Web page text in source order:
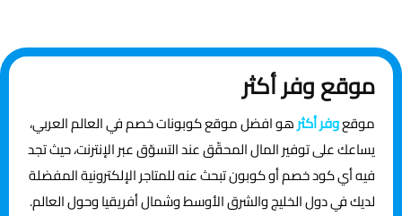
موقع وفر أكثر
موقعوفر أكثرهو افضل موقع كوبونات خصم في العالم العربي،
يساعك على توفير المال المحقّق عند التسوّق عبر الإنترنت، حيث تجد
فيه أي كود خصم أو كوبون تبحث عنه للمتاجر الإلكترونية المفضلة
لديك في دول الخليج والشرق الأوسط وشمال أفريقيا وحول العالم.